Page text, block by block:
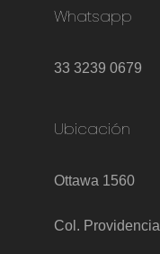
Whatsapp
33 3239 0679
Ubicación
Ottawa 1560
Col. Providencia